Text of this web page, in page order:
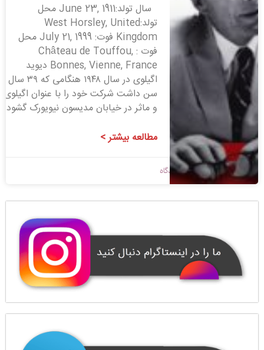
سال تولد:June 23, 1911 محل
تولد:West Horsley, United
Kingdom فوت: July 21, 1999 محل
فوت : Château de Touffou,
Bonnes, Vienne, France دیوید
اگیلوی در سال ۱۹۴۸ هنگامی که ۳۹ سال
سن داشت شرکت خود را با عنوان اگیلوی
و ماثر در خیابان مدیسون نیویورک گشود.
مطالعه بیشتر >
1398/09/14 بدون دیدگاه